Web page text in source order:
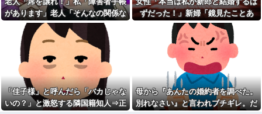
みろｗ」スレ民「何があるん
だ？」→見た瞬間、思わず笑っ
てしまう人が続出して…
40度近い熱と頭痛で朦朧とし
ながら病院行ったら、受付嬢が
「予約のない人は診ません」と
拒否された。タクシーを呼ぶた
めの電話も貸してくれず...
今日は大館まげわっぱに詰め
た弁当。豚ロースの塩こうじ＆
ガーリック焼き
【しまった…】 コトメに追い
我が家のボドゲ趣味に「古臭
いｗｗ」とマウントを取ってき
た義弟嫁、謎の対抗心でスマホ
ゲームに100万単位の重課金＆借
金発覚で離婚確定！「お前らが
ボドゲやってるのが悪い」と責
任転嫁してきたんだがｗｗｗｗ
クレーマーに「何十万の買い
物をしたと思ってるの！？」と
怒鳴られた。しかし合計は9217
円で…
宅配のにーちゃんが米を配達
があります」老人「そんなの関係な
い！」→暴言を浴びせられた直後、
周囲が動き出して…
ずだった！」新婦「鏡見たことあ
る？」→披露宴が一瞬で騒然となっ
て…
「佳子様」と呼んだら「バカじゃな
いの？」と激怒する隣国籍知人⇒正
母から『あんたの婚約者を調べた。
別れなさい』と言われブチギレ。だ